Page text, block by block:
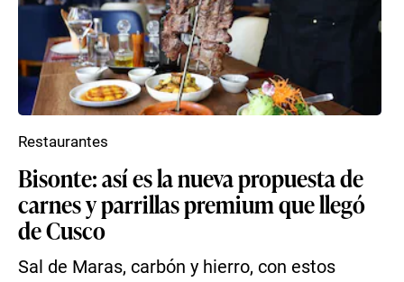
Bisonte: así es la nueva propuesta de
carnes y parrillas premium que llegó
de Cusco
Sal de Maras, carbón y hierro, con estos
Restaurantes